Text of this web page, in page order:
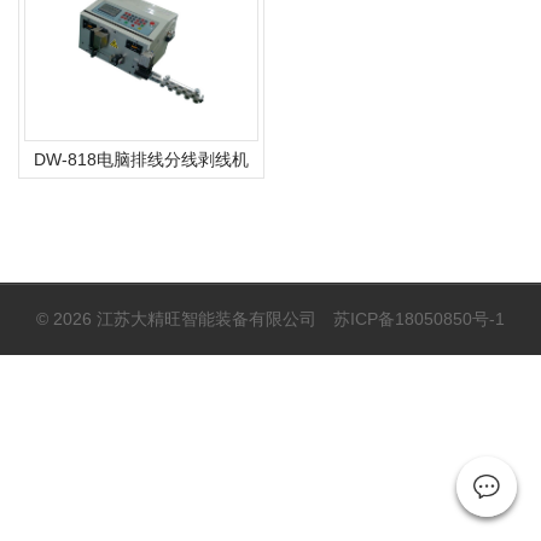
DW-818电脑排线分线剥线机
© 2026 江苏大精旺智能装备有限公司 苏ICP备18050850号-1